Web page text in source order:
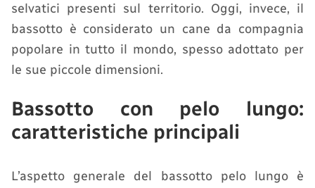
selvatici presenti sul territorio. Oggi, invece, il
bassotto è considerato un cane da compagnia
popolare in tutto il mondo, spesso adottato per
le sue piccole dimensioni.
Bassotto con pelo lungo:
caratteristiche principali
L’aspetto generale del bassotto pelo lungo è